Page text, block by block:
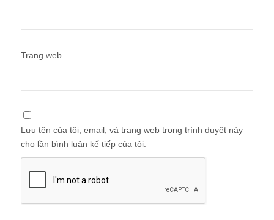
Trang web
Lưu tên của tôi, email, và trang web trong trình duyệt này
cho lần bình luận kế tiếp của tôi.